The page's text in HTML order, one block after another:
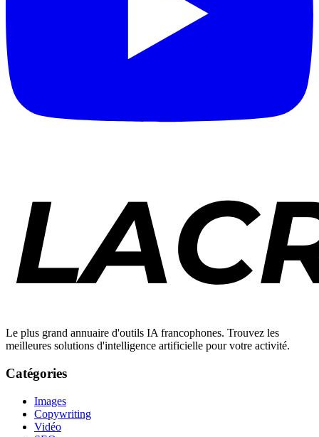
Le plus grand annuaire d'outils IA francophones. Trouvez les
meilleures solutions d'intelligence artificielle pour votre activité.
Catégories
Images
Copywriting
Vidéo